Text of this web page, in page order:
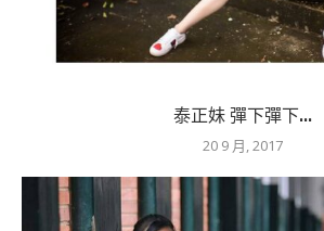
泰正妹 彈下彈下...
20 9 月, 2017